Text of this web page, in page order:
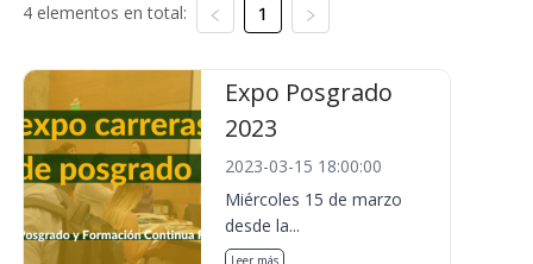
4 elementos en total: 1
Expo Posgrado
2023
2023-03-15 18:00:00
Miércoles 15 de marzo
desde la...
Leer más